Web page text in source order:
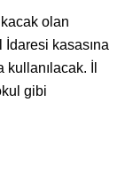
olan
kasasına
İl
gibi